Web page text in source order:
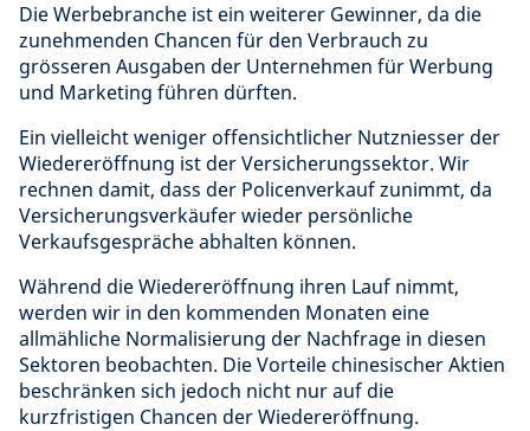
Die Werbebranche ist ein weiterer Gewinner, da die
zunehmenden Chancen für den Verbrauch zu
grösseren Ausgaben der Unternehmen für Werbung
und Marketing führen dürften.
Ein vielleicht weniger offensichtlicher Nutzniesser der
Wiedereröffnung ist der Versicherungssektor. Wir
rechnen damit, dass der Policenverkauf zunimmt, da
Versicherungsverkäufer wieder persönliche
Verkaufsgespräche abhalten können.
Während die Wiedereröffnung ihren Lauf nimmt,
werden wir in den kommenden Monaten eine
allmähliche Normalisierung der Nachfrage in diesen
Sektoren beobachten. Die Vorteile chinesischer Aktien
beschränken sich jedoch nicht nur auf die
kurzfristigen Chancen der Wiedereröffnung.